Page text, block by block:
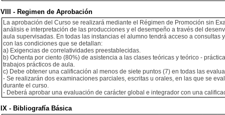
VIII - Regimen de Aprobación
La aprobación del Curso se realizará mediante el Régimen de Promoción sin
análisis e interpretación de las producciones y el desempeño a través del
aula supervisadas. En todas las instancias el alumno tendrá acceso a
con las condiciones que se detallan:
a) Exigencias de correlatividades preestablecidas.
b) Ochenta por ciento (80%) de asistencia a las clases teóricas y teórico -
trabajos prácticos de aula.
c) Debe obtener una calificación al menos de siete puntos (7) en todas las
- Se realizarán dos examinaciones parciales, escritas u orales, en las que se
durante el curso.
- Deberá aprobar una evaluación de carácter global e integrador con una
IX - Bibliografía Básica